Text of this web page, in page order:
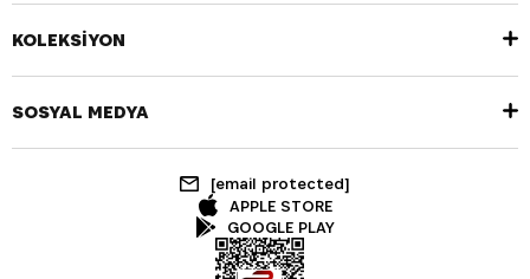
KOLEKSİYON
SOSYAL MEDYA
[email protected]
APPLE STORE
GOOGLE PLAY